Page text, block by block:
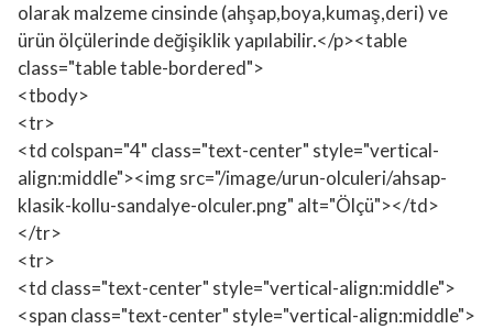
olarak malzeme cinsinde (ahşap,boya,kumaş,deri) ve
ürün ölçülerinde değişiklik yapılabilir.</p><table
class="table table-bordered">
<tbody>
<tr>
<td colspan="4" class="text-center" style="vertical-
align:middle"><img src="/image/urun-olculeri/ahsap-
klasik-kollu-sandalye-olculer.png" alt="Ölçü"></td>
</tr>
<tr>
<td class="text-center" style="vertical-align:middle">
<span class="text-center" style="vertical-align:middle">